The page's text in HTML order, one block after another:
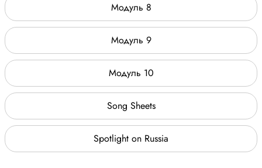
Модуль 8
Модуль 9
Модуль 10
Song Sheets
Spotlight on Russia